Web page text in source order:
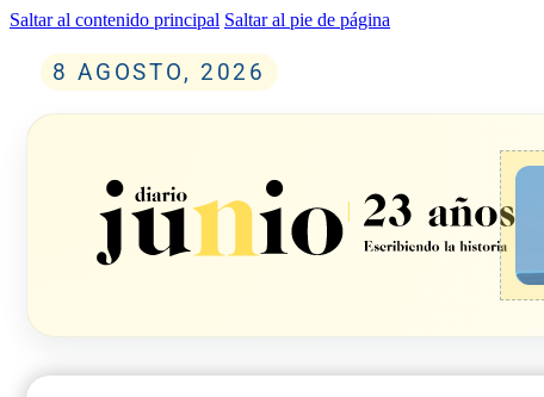
Saltar al contenido principal Saltar al pie de página
8 AGOSTO, 2026